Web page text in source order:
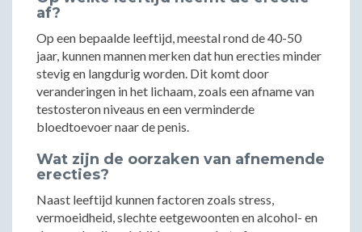
af?
Op een bepaalde leeftijd, meestal rond de 40-50
jaar, kunnen mannen merken dat hun erecties minder
stevig en langdurig worden. Dit komt door
veranderingen in het lichaam, zoals een afname van
testosteron niveaus en een verminderde
bloedtoevoer naar de penis.
Wat zijn de oorzaken van afnemende
erecties?
Naast leeftijd kunnen factoren zoals stress,
vermoeidheid, slechte eetgewoonten en alcohol- en